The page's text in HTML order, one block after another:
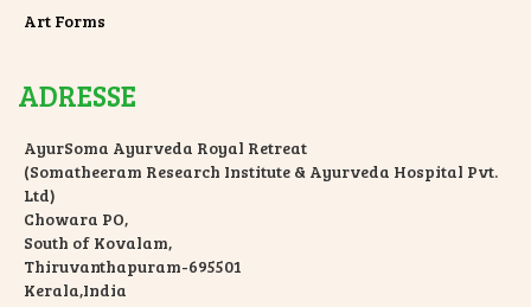
Art Forms
ADRESSE
AyurSoma Ayurveda Royal Retreat
(Somatheeram Research Institute & Ayurveda Hospital Pvt.
Ltd)
Chowara PO,
South of Kovalam,
Thiruvanthapuram-695501
Kerala,India